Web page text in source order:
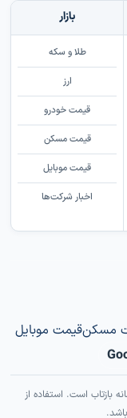
بازار
طلا و سکه
ارز
قیمت خودرو
قیمت مسکن
قیمت موبایل
اخبار شرکت‌ها
مسکنقیمت موبایل
بازتاب است. استفاده از